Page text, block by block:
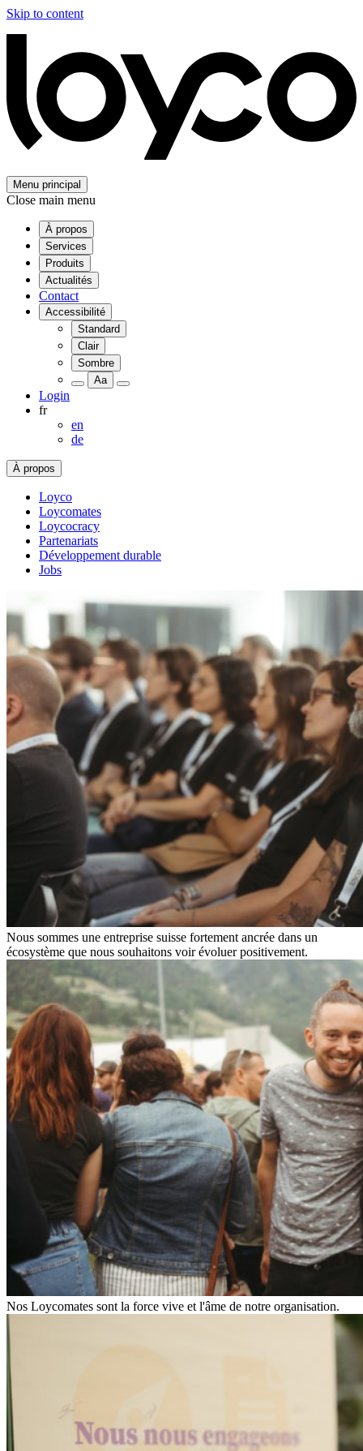
Skip to content
Menu principal
Close main menu
À propos
Services
Produits
Actualités
Contact
Accessibilité
Standard
Clair
Sombre
Aa
Login
fr
en
de
À propos
Loyco
Loycomates
Loycocracy
Partenariats
Développement durable
Jobs
Nous sommes une entreprise suisse fortement ancrée dans un
écosystème que nous souhaitons voir évoluer positivement.
Nos Loycomates sont la force vive et l'âme de notre organisation.